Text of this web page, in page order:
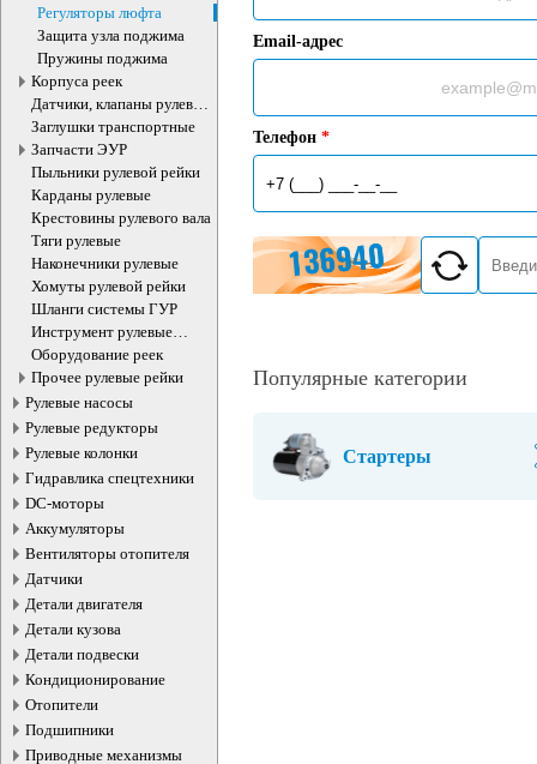
Регуляторы люфта
Защита узла поджима
Пружины поджима
Корпуса реек
Датчики, клапаны рулевой
рейки
Заглушки транспортные
Запчасти ЭУР
Пыльники рулевой рейки
Карданы рулевые
Крестовины рулевого вала
Тяги рулевые
Наконечники рулевые
Хомуты рулевой рейки
Шланги системы ГУР
Инструмент рулевые
рейки
Оборудование реек
Прочее рулевые рейки
Рулевые насосы
Рулевые редукторы
Рулевые колонки
Гидравлика спецтехники
DC-моторы
Аккумуляторы
Вентиляторы отопителя
Датчики
Детали двигателя
Детали кузова
Детали подвески
Кондиционирование
Отопители
Подшипники
Приводные механизмы
Email-адрес
Телефон *
Популярные категории
Стартеры